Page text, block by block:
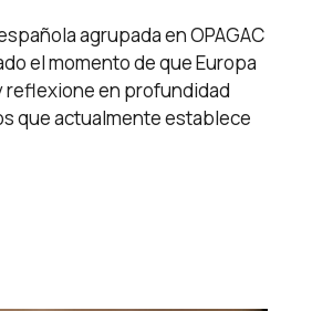
agrupada en OPAGAC
el momento de que Europa
reflexione en profundidad
que actualmente establece